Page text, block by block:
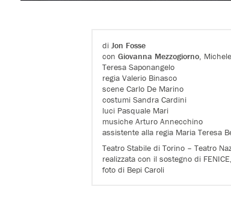
diJon Fosse
conGiovanna Mezzogiorno,
Teresa Saponangelo
regia Valerio Binasco
scene Carlo De Marino
costumi Sandra Cardini
luci Pasquale Mari
musiche Arturo Annecchino
assistente alla regia Maria Teresa
Teatro Stabile di Torino – Teatro
realizzata con il sostegno di
foto di Bepi Caroli